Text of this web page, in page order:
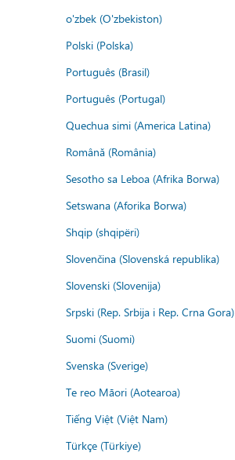
o'zbek (O'zbekiston)
Polski (Polska)
Português (Brasil)
Português (Portugal)
Quechua simi (America Latina)
Română (România)
Sesotho sa Leboa (Afrika Borwa)
Setswana (Aforika Borwa)
Shqip (shqipëri)
Slovenčina (Slovenská republika)
Slovenski (Slovenija)
Srpski (Rep. Srbija i Rep. Crna Gora)
Suomi (Suomi)
Svenska (Sverige)
Te reo Māori (Aotearoa)
Tiếng Việt (Việt Nam)
Türkçe (Türkiye)